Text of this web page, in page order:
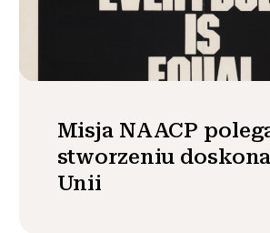
Misja NAACP
stworzeniu
Unii